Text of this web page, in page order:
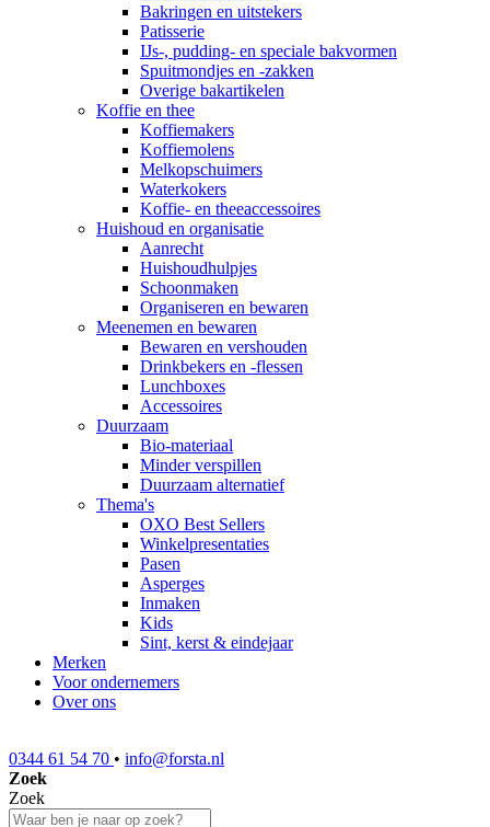
Bakringen en uitstekers
Patisserie
IJs-, pudding- en speciale bakvormen
Spuitmondjes en -zakken
Overige bakartikelen
Koffie en thee
Koffiemakers
Koffiemolens
Melkopschuimers
Waterkokers
Koffie- en theeaccessoires
Huishoud en organisatie
Aanrecht
Huishoudhulpjes
Schoonmaken
Organiseren en bewaren
Meenemen en bewaren
Bewaren en vershouden
Drinkbekers en -flessen
Lunchboxes
Accessoires
Duurzaam
Bio-materiaal
Minder verspillen
Duurzaam alternatief
Thema's
OXO Best Sellers
Winkelpresentaties
Pasen
Asperges
Inmaken
Kids
Sint, kerst & eindejaar
Merken
Voor ondernemers
Over ons
0344 61 54 70 • info@forsta.nl
Zoek
Zoek